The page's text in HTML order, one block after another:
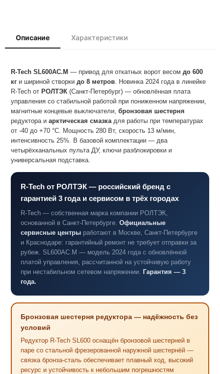
Описание Характеристики
R-Tech SL600AC.M — привод для откатных ворот весом до 600
кг и шириной створки до 8 метров. Новинка 2024 года в линейке
R-Tech от РОЛТЭК (Санкт-Петербург) — обновлённая плата
управления со стабильной работой при пониженном напряжении,
магнитные концевые выключатели, бронзовая шестерня
редуктора и арктическая смазкадля работы при температурах
от -40 до +70 °C. Мощность 280 Вт, скорость 13 м/мин,
интенсивность 25%. В базовой комплектации — два
четырёхканальных пульта ДУ, ключи разблокировки и
универсальная подставка.
R-Tech от РОЛТЭК — российский бренд с
гарантией 3 года и сервисом в трёх городах
R-Tech — собственная марка компании РОЛТЭК,
основанной в Санкт-Петербурге. Официальные
сервисные центры работают в Москве, Санкт-Петербурге
и Краснодаре: гарантийный ремонт не требует отправки за
рубеж. SL600AC.M — модель 2024 года с обновлённой
платой управления, рассчитанной на устойчивую работу
при нестабильном сетевом напряжении. Гарантия — 3
года.
Бронзовая шестерня редуктора — надёжность без
условий
Редуктор R-Tech SL600 оснащён бронзовой шестерней в
паре со стальной фрезерованной наружной шестернёй —
связка бронза-сталь обеспечивает плавный ход, высокий
ресурс и устойчивость к небольшим погрешностям